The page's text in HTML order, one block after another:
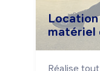
matériel
Réalise